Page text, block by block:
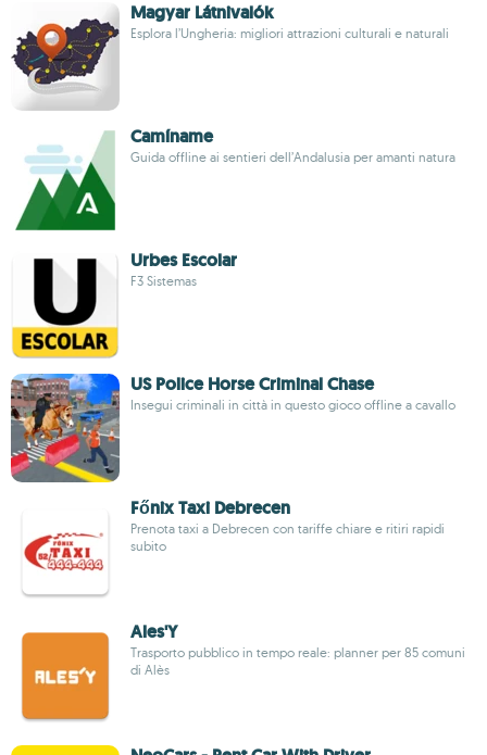
Magyar Látnivalók
Esplora l’Ungheria: migliori attrazioni culturali e naturali
Camíname
Guida offline ai sentieri dell’Andalusia per amanti natura
Urbes Escolar
F3 Sistemas
US Police Horse Criminal Chase
Insegui criminali in città in questo gioco offline a cavallo
Főnix Taxi Debrecen
Prenota taxi a Debrecen con tariffe chiare e ritiri rapidi
subito
Ales'Y
Trasporto pubblico in tempo reale: planner per 85 comuni
di Alès